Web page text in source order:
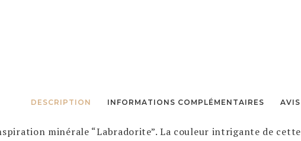
DESCRIPTION INFORMATIONS COMPLÉMENTAIRES
minérale “Labradorite”. La couleur intrigante de